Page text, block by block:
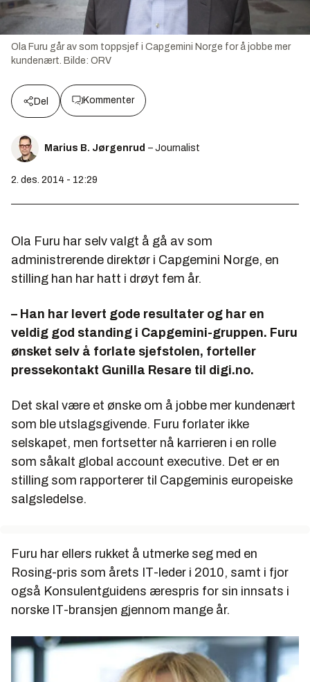
Ola Furu går av som toppsjef i Capgemini Norge for å jobbe mer
kundenært. Bilde: ORV
Del Kommenter
Marius B. Jørgenrud – Journalist
2. des. 2014 - 12:29
Ola Furu har selv valgt å gå av som
administrerende direktør i Capgemini Norge, en
stilling han har hatt i drøyt fem år.
– Han har levert gode resultater og har en
veldig god standing i Capgemini-gruppen. Furu
ønsket selv å forlate sjefstolen, forteller
pressekontakt Gunilla Resare til digi.no.
Det skal være et ønske om å jobbe mer kundenært
som ble utslagsgivende. Furu forlater ikke
selskapet, men fortsetter nå karrieren i en rolle
som såkalt global account executive. Det er en
stilling som rapporterer til Capgeminis europeiske
salgsledelse.
Furu har ellers rukket å utmerke seg med en
Rosing-pris som årets IT-leder i 2010, samt i fjor
også Konsulentguidens ærespris for sin innsats i
norske IT-bransjen gjennom mange år.